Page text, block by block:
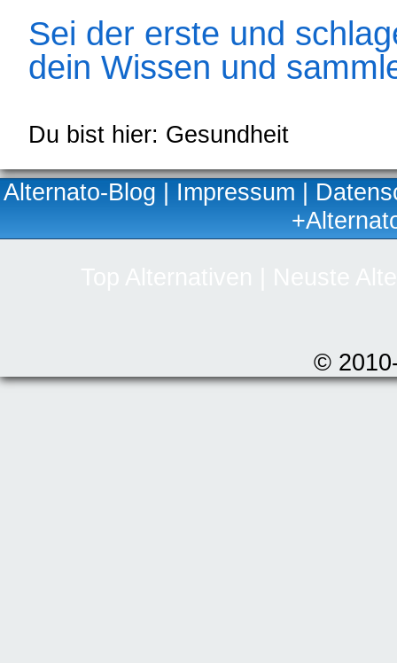
Sei der erste und
dein Wissen und
Du bist hier: Gesundheit
Alternato-Blog | Impressum |
©